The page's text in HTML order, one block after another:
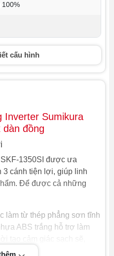
100%
điện
cấu hình
Inverter Sumikura
dàn đồng
1350SI được ưa
3 cánh tiện lợi, giúp linh
Để được cả những
làm từ thép phẳng sơn tĩnh
ABS trắng hỗ trợ làm